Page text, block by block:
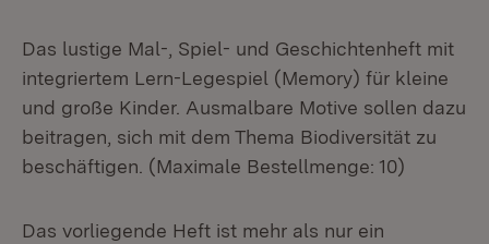
Das lustige Mal-, Spiel- und Geschichtenheft mit
integriertem Lern-Legespiel (Memory) für kleine
und große Kinder. Ausmalbare Motive sollen dazu
beitragen, sich mit dem Thema Biodiversität zu
beschäftigen. (Maximale Bestellmenge: 10)
Das vorliegende Heft ist mehr als nur ein